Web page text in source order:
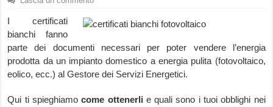
I certificati
bianchi fanno
parte dei documenti necessari per poter vendere l’energia
prodotta da un impianto domestico a energia pulita (fotovoltaico,
eolico, ecc.) al Gestore dei Servizi Energetici.
Qui ti spieghiamocome ottenerli e quali sono i tuoi obblighi nei